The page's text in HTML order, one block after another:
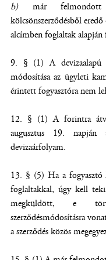
b)már felmondott
kölcsönszerződésből
alcímben foglaltak
9. § (1) A devizaalapú
módosítása az ügyleti
érintett fogyasztóra nem
12. § (1) A forintra
augusztus 19.
devizaárfolyam.
13. § (5) Ha a fogyasztó
foglaltakkal, úgy kell
megküldött, e
szerződésmódosításra
a szerződés közös